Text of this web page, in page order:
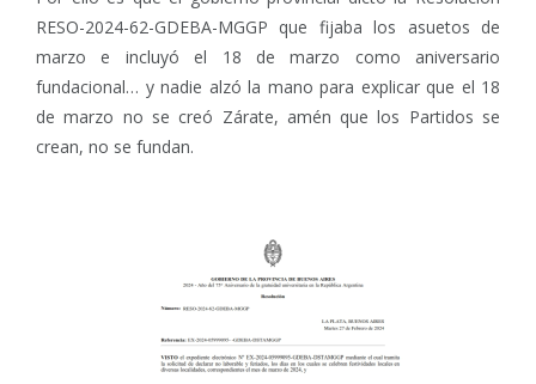
RESO-2024-62-GDEBA-MGGP que fijaba los asuetos de
marzo e incluyó el 18 de marzo como aniversario
fundacional… y nadie alzó la mano para explicar que el 18
de marzo no se creó Zárate, amén que los Partidos se
crean, no se fundan.